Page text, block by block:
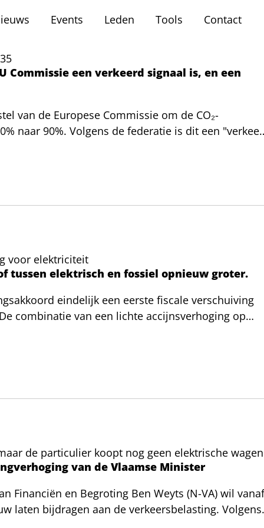
Events Leden Tools Contact
Commissie een verkeerd signaal is, en een
van de Europese Commissie om de CO₂-
naar 90%. Volgens de federatie is dit een
industrie ondermijnt, net nu versnelling nodig
de cruciale belangen van de vele investeringen,
voor elektriciteit
tussen elektrisch en fossiel opnieuw groter.
eindelijk een eerste fiscale verschuiving
combinatie van een lichte accijnsverhoging op
op elektriciteit vergroot de TCO-kloof duidelijk in
belangrijk voor bedrijfswagens, maar vooral
de particulier koopt nog geen elektrische wagen
van de Vlaamse Minister
Financiën en Begroting Ben Weyts (N-VA) wil vanaf
laten bijdragen aan de verkeersbelasting. Volgens